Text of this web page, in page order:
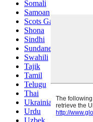
Somali
Samoan
Scots Gaelic
Shona
Sindhi
Sundanese
Swahili
Tajik
Tamil
Telugu
Thai
Ukrainian
Urdu